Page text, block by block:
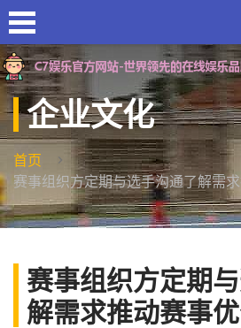
企业文化
首页
赛事组织方定期与选手沟通了解需
赛事组织方定期
解需求推动赛事